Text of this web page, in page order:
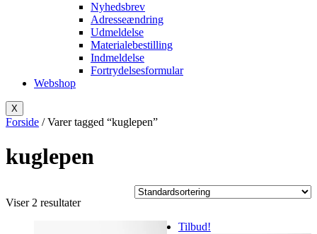
Nyhedsbrev
Adresseændring
Udmeldelse
Materialebestilling
Indmeldelse
Fortrydelsesformular
Webshop
X
Forside / Varer tagged “kuglepen”
kuglepen
Viser 2 resultater
Tilbud!